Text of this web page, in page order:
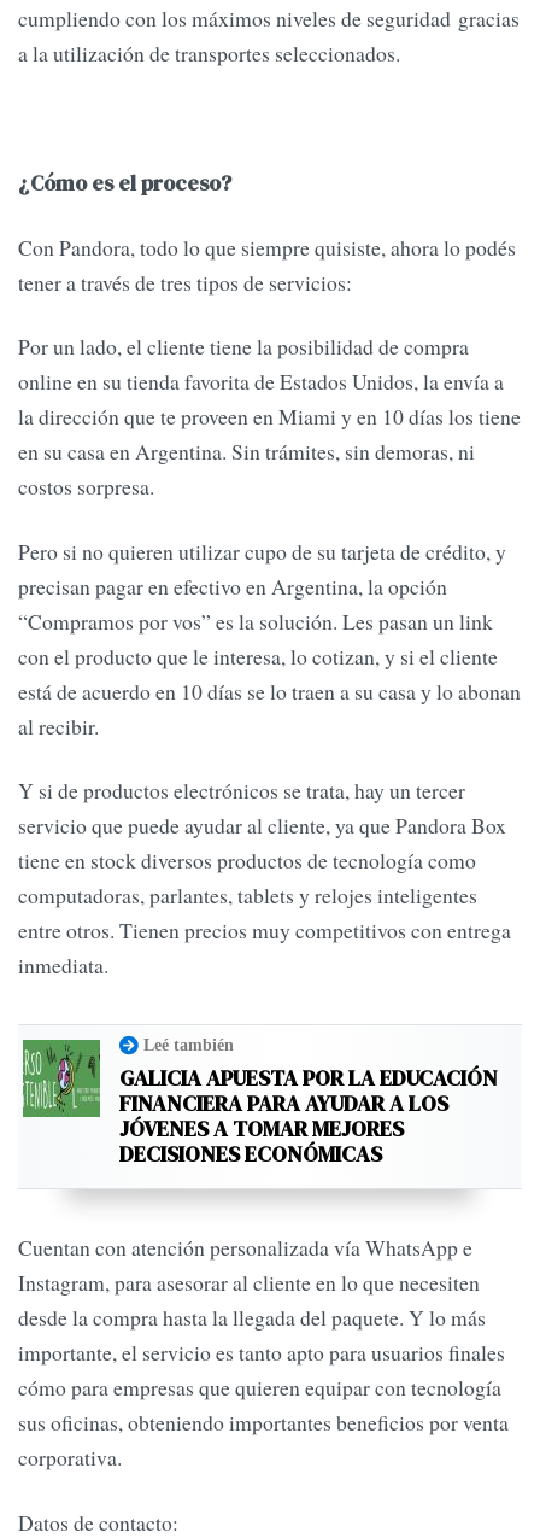
cumpliendo con los máximos niveles de seguridad gracias
a la utilización de transportes seleccionados.
¿Cómo es el proceso?
Con Pandora, todo lo que siempre quisiste, ahora lo podés
tener a través de tres tipos de servicios:
Por un lado, el cliente tiene la posibilidad de compra
online en su tienda favorita de Estados Unidos, la envía a
la dirección que te proveen en Miami y en 10 días los tiene
en su casa en Argentina. Sin trámites, sin demoras, ni
costos sorpresa.
Pero si no quieren utilizar cupo de su tarjeta de crédito, y
precisan pagar en efectivo en Argentina, la opción
“Compramos por vos” es la solución. Les pasan un link
con el producto que le interesa, lo cotizan, y si el cliente
está de acuerdo en 10 días se lo traen a su casa y lo abonan
al recibir.
Y si de productos electrónicos se trata, hay un tercer
servicio que puede ayudar al cliente, ya que Pandora Box
tiene en stock diversos productos de tecnología como
computadoras, parlantes, tablets y relojes inteligentes
entre otros. Tienen precios muy competitivos con entrega
inmediata.
Leé también
GALICIA APUESTA POR LA EDUCACIÓN
FINANCIERA PARA AYUDAR A LOS
JÓVENES A TOMAR MEJORES
DECISIONES ECONÓMICAS
Cuentan con atención personalizada vía WhatsApp e
Instagram, para asesorar al cliente en lo que necesiten
desde la compra hasta la llegada del paquete. Y lo más
importante, el servicio es tanto apto para usuarios finales
cómo para empresas que quieren equipar con tecnología
sus oficinas, obteniendo importantes beneficios por venta
corporativa.
Datos de contacto: